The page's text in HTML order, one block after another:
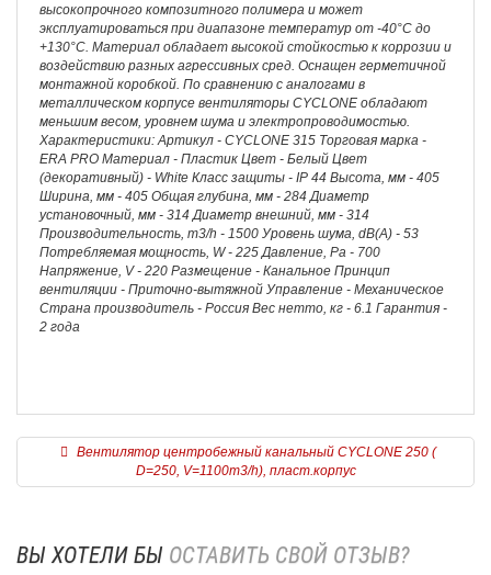
высокопрочного композитного полимера и может
эксплуатироваться при диапазоне температур от -40°С до
+130°С. Материал обладает высокой стойкостью к коррозии и
воздействию разных агрессивных сред. Оснащен герметичной
монтажной коробкой. По сравнению с аналогами в
металлическом корпусе вентиляторы CYCLONE обладают
меньшим весом, уровнем шума и электропроводимостью.
Характеристики: Артикул - CYCLONE 315 Торговая марка -
ERA PRO Материал - Пластик Цвет - Белый Цвет
(декоративный) - White Класс защиты - IP 44 Высота, мм - 405
Ширина, мм - 405 Общая глубина, мм - 284 Диаметр
установочный, мм - 314 Диаметр внешний, мм - 314
Производительность, m3/h - 1500 Уровень шума, dB(A) - 53
Потребляемая мощность, W - 225 Давление, Pa - 700
Напряжение, V - 220 Размещение - Канальное Принцип
вентиляции - Приточно-вытяжной Управление - Механическое
Страна производитель - Россия Вес нетто, кг - 6.1 Гарантия -
2 года
Вентилятор центробежный канальный CYCLONE 250 (
D=250, V=1100m3/h), пласт.корпус
ВЫ ХОТЕЛИ БЫ ОСТАВИТЬ СВОЙ ОТЗЫВ?